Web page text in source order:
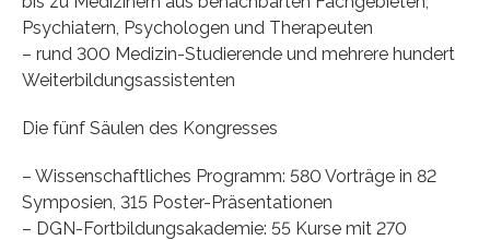
Psychiatern, Psychologen und Therapeuten
– rund 300 Medizin-Studierende und mehrere hundert
Weiterbildungsassistenten
Die fünf Säulen des Kongresses
– Wissenschaftliches Programm: 580 Vorträge in 82
Symposien, 315 Poster-Präsentationen
– DGN-Fortbildungsakademie: 55 Kurse mit 270